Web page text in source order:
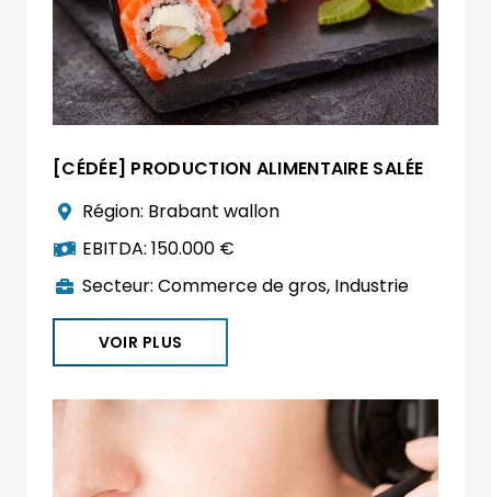
[CÉDÉE] PRODUCTION ALIMENTAIRE SALÉE
Région: Brabant wallon
EBITDA:150.000 €
Secteur:Commerce de gros, Industrie
VOIR PLUS